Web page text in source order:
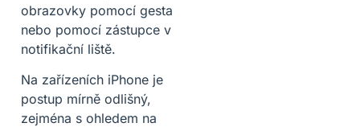
obrazovky pomocí gesta
nebo pomocí zástupce v
notifikační liště.
Na zařízeních iPhone je
postup mírně odlišný,
zejména s ohledem na